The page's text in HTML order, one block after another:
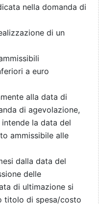
nella domanda di
di un
a euro
alla data di
di agevolazione,
la data del
ammissibile alle
dalla data del
delle
di ultimazione si
titolo di spesa/costo